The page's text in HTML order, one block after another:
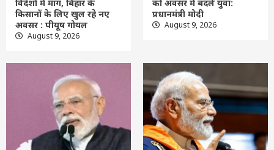
Feature दिल्ली
बदलती दुनिया में नई चुनौतियों को अवसर में बदलें
युवा: प्रधानमंत्री मोदी
Feature दिल्ली
आत्मनिर्भर चिकित्सा-तकनीक से वैश्विक भागीदार
बन रहा भारत : पीएम मोदी
विदेशों में मांग, बिहार के
किसानों के लिए खुल रहे नए
अवसर : पीयूष गोयल
August 9, 2026
को अवसर में बदलें युवा:
प्रधानमंत्री मोदी
August 9, 2026